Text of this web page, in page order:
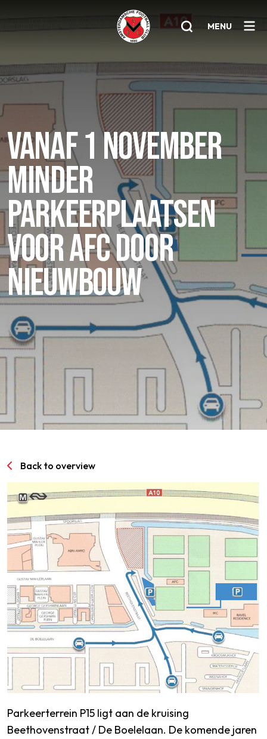
MENU
Home
Teams
Jeugd
Senioren
Clubinfo
Nieuwsoverzicht
Sponsoring
SPORTPARK GOED GENOEG
LIDMAATSCHAP
CONTACT
VANAF 1 NOVEMBER
MINDER
PARKEERPLAATSEN
VOOR AFC DOOR
NIEUWBOUW
Back to overview
Parkeerterrein P15 ligt aan de kruising
Beethovenstraat / De Boelelaan. De komende jaren